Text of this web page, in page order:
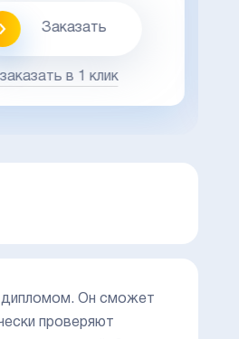
Заказать
заказать в 1 клик
дипломом. Он сможет
проверяют